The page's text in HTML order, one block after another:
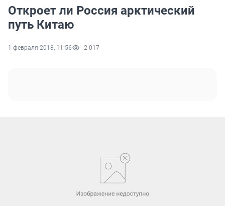
Откроет ли Россия арктический
путь Китаю
1 февраля 2018, 11:56 2 017